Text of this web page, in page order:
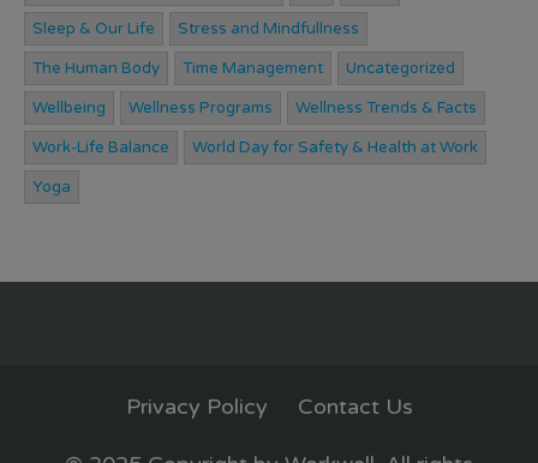
Sleep & Our Life Stress and Mindfullness
The Human Body Time Management Uncategorized
Wellbeing Wellness Programs Wellness Trends & Facts
Work-Life Balance World Day for Safety & Health at Work
Yoga
Privacy Policy Contact Us